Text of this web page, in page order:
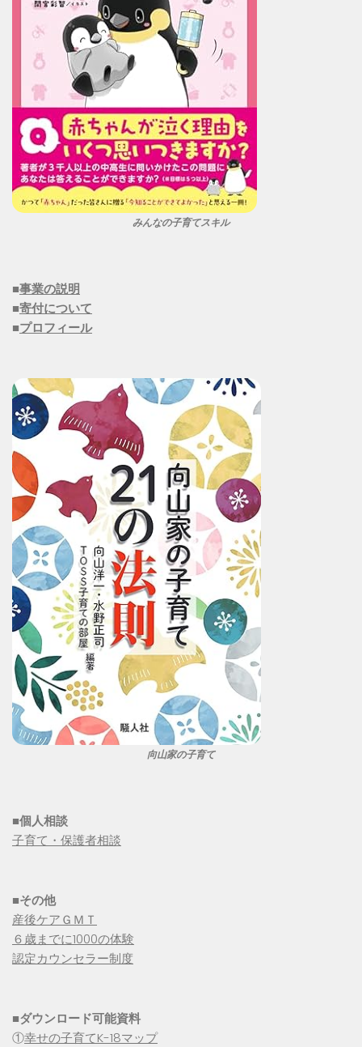
みんなの子育てスキル
■事業の説明
■寄付について
■プロフィール
向山家の子育て
■個人相談
子育て・保護者相談
■その他
産後ケアＧＭＴ
６歳までに1000の体験
認定カウンセラー制度
■ダウンロード可能資料
①幸せの子育てK-18マップ